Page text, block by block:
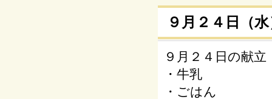
９月２４日（
９月２４日の献立
・牛乳
・ごはん